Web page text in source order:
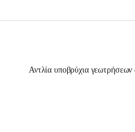
Αντλία υποβρύχια